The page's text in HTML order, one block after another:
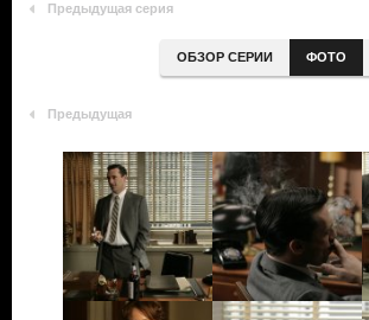
Предыдущая серия
ОБЗОР СЕРИИ ФОТО
Предыдущая